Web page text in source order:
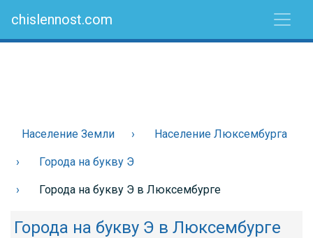
chislennost.com
Население Земли Население Люксембурга
Города на букву Э
Города на букву Э в Люксембурге
Города на букву Э в Люксембурге